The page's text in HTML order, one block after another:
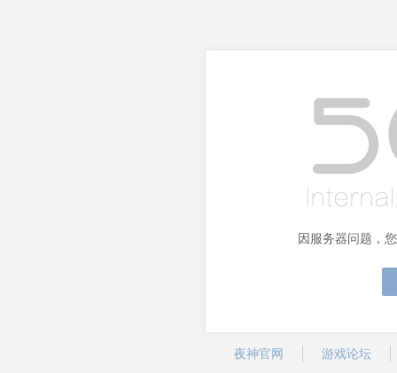
因服务器问题，
夜神官网 游戏论坛